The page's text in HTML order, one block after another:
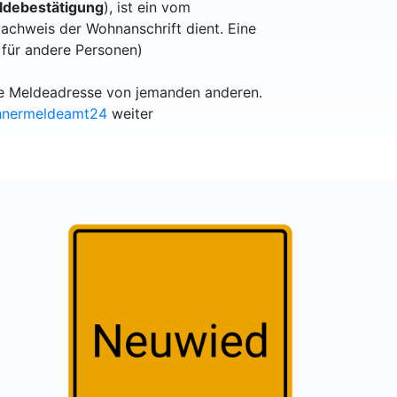
), ist ein vom
der Wohnanschrift dient. Eine
andere Personen)
von jemanden anderen.
weiter